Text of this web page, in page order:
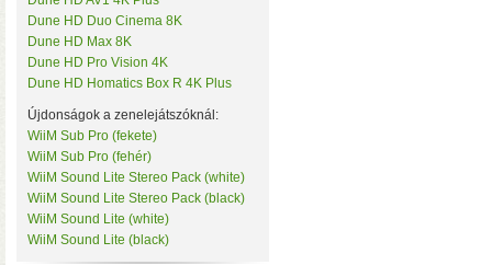
Dune HD Duo Cinema 8K
Dune HD Max 8K
Dune HD Pro Vision 4K
Dune HD Homatics Box R 4K Plus
Újdonságok a zenelejátszóknál:
WiiM Sub Pro (fekete)
WiiM Sub Pro (fehér)
WiiM Sound Lite Stereo Pack (white)
WiiM Sound Lite Stereo Pack (black)
WiiM Sound Lite (white)
WiiM Sound Lite (black)